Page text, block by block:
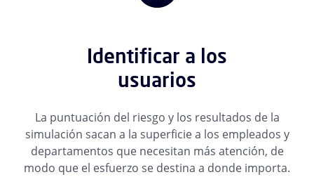
Identificar a los
usuarios
La puntuación del riesgo y los resultados de la
simulación sacan a la superficie a los empleados y
departamentos que necesitan más atención, de
modo que el esfuerzo se destina a donde importa.